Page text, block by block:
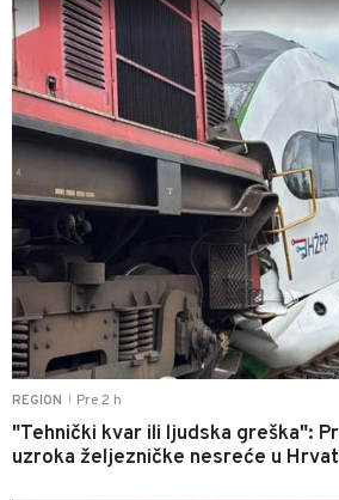
REGION Pre 2 h
"Tehnički kvar ili ljudska greška":
uzroka željezničke nesreće u